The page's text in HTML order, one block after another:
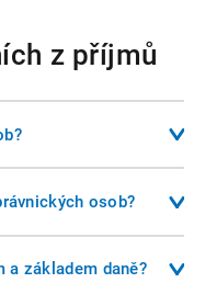
z příjmů
daň, kterou platí
se týká příjmů ze
i nezdanitelné části
osob?
osob je každá
vedení v České
základem daně?